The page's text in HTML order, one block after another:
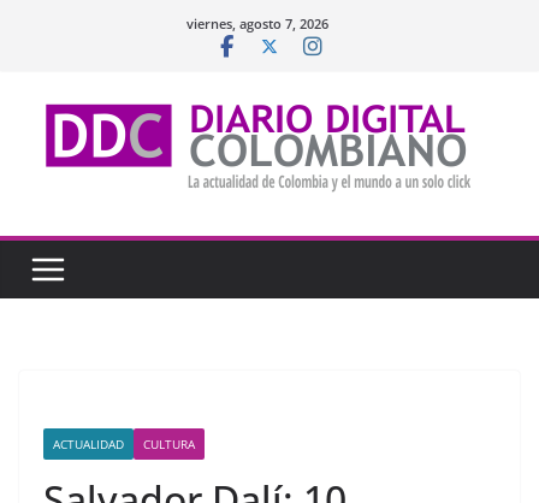
viernes, agosto 7, 2026
ACTUALIDAD CULTURA